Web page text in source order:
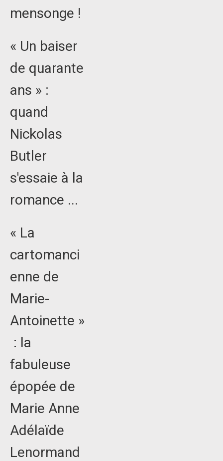
mensonge !
« Un baiser
de quarante
ans » :
quand
Nickolas
Butler
s'essaie à la
romance ...
« La
cartomanci
enne de
Marie-
Antoinette »
: la
fabuleuse
épopée de
Marie Anne
Adélaïde
Lenormand